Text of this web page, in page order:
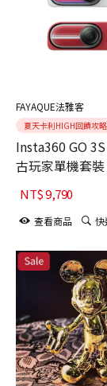
FAYAQUE法雅客
夏天卡利HIGH回饋攻
Insta360 GO
古玩家單機套
二色選
NT$9,790
查看商品 快